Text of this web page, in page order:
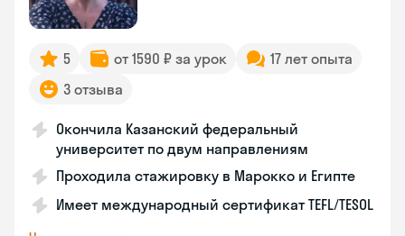
5 от 1590 ₽ за урок
17 лет опыта
3 отзыва
Окончила Казанский федеральный
университет по двум направлениям
Проходила стажировку в Марокко и Египте
Имеет международный сертификат TEFL/TESOL